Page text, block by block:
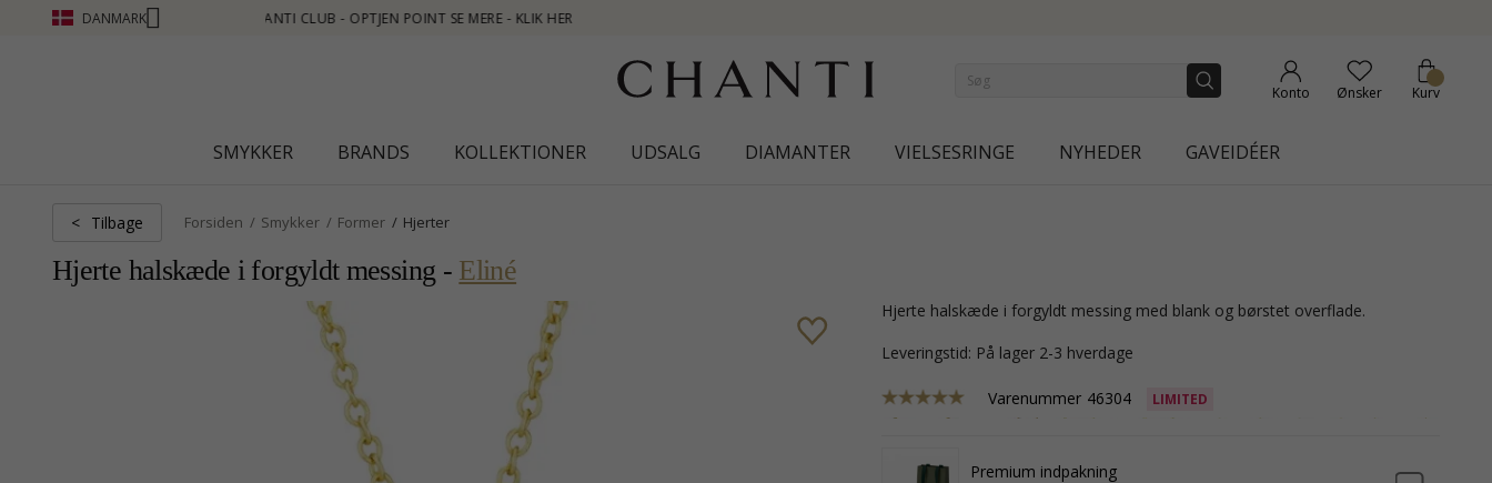
DANMARK
MERE - KLIK HER
Konto Ønsker Kurv
SMYKKER BRANDS KOLLEKTIONER UDSALG DIAMANTER VIELSESRINGE NYHEDER GAVEIDÉER
< Tilbage Forsiden Smykker Former Hjerter
Hjerte halskæde i forgyldt messing - Eliné
hjerte halskæde i forgyldt messing med blank og børstet overflade.
Leveringstid: På lager 2-3 hverdage
Varenummer 46304 LIMITED
Premium indpakning